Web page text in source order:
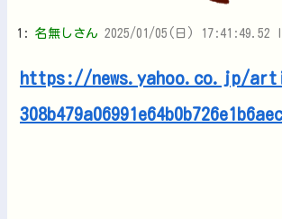
1: 名無しさん 2025/01/05(日) 17:41:49.52
https://news.yahoo.co.jp/